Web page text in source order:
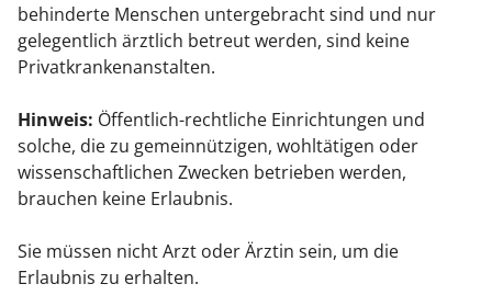
behinderte Menschen untergebracht sind und nur
gelegentlich ärztlich betreut werden, sind keine
Privatkrankenanstalten.
Hinweis: Öffentlich-rechtliche Einrichtungen und
solche, die zu gemeinnützigen, wohltätigen oder
wissenschaftlichen Zwecken betrieben werden,
brauchen keine Erlaubnis.
Sie müssen nicht Arzt oder Ärztin sein, um die
Erlaubnis zu erhalten.